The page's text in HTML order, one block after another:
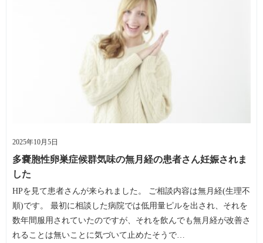
2025年10月5日
多嚢胞性卵巣症候群気味の無月経の患者さん妊娠されま
した
HPを見て患者さんが来られました。 ご相談内容は無月経(生理不
順)です。 最初に相談した病院では低用量ピルを出され、それを
数年間服用されていたのですが、それを飲んでも無月経が改善さ
れることは無いことに気づいて止めたそうで…